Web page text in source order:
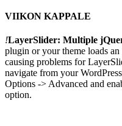
VIIKON KAPPALE
!LayerSlider: Multiple
plugin or your theme loads
causing problems for
navigate from your
Options -> Advanced and
option.